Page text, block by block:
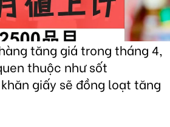
tăng giá trong tháng 4,
thuộc như sốt
giấy sẽ đồng loạt tăng